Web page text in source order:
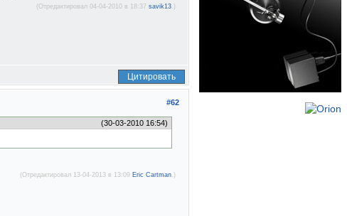
(Отредактировал 04-04-2010 в 18:37 savik13.)
Цитировать
#62
(30-03-2010 16:54)
(Отредактировал 13-04-2013 в 13:09 Eric Cartman.)